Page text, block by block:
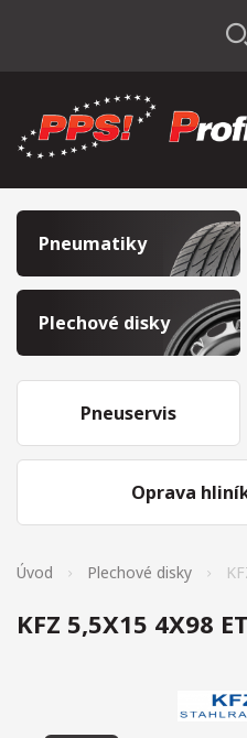
Pneumatiky
Plechové disky
Pneuservis
Oprava
Úvod Plechové disky
KFZ 5,5X15 4X98